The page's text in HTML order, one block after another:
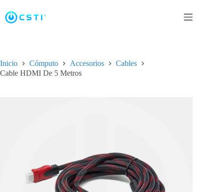
contenido
Inicio Cómputo Accesorios
Cables
Cable HDMI De 5 Metros